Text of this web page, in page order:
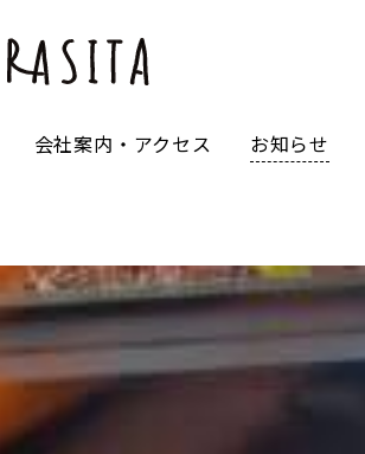
会社案内・アクセス お知らせ